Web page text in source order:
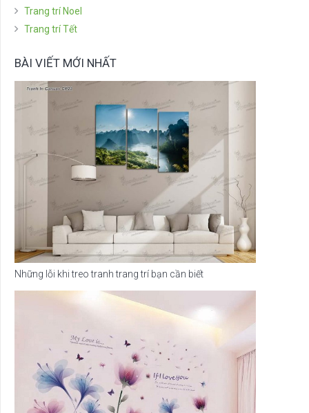
Trang trí Noel
Trang trí Tết
BÀI VIẾT MỚI NHẤT
Những lỗi khi treo tranh trang trí bạn cần biết